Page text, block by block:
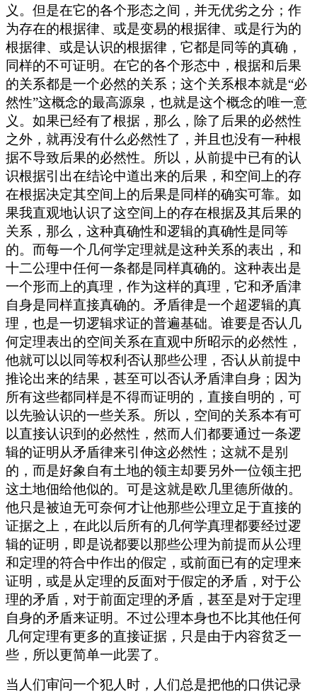
义。但是在它的各个形态之间，并无优劣之分；作
为存在的根据律、或是变易的根据律、或是行为的
根据律、或是认识的根据律，它都是同等的真确，
同样的不可证明。在它的各个形态中，根据和后果
的关系都是一个必然的关系；这个关系根本就是“必
然性”这概念的最高源泉，也就是这个概念的唯一意
义。如果已经有了根据，那么，除了后果的必然性
之外，就再没有什么必然性了，并且也没有一种根
据不导致后果的必然性。所以，从前提中已有的认
识根据引出在结论中道出来的后果，和空间上的存
在根据决定其空间上的后果是同样的确实可靠。如
果我直观地认识了这空间上的存在根据及其后果的
关系，那么，这种真确性和逻辑的真确性是同等
的。而每一个几何学定理就是这种关系的表出，和
十二公理中任何一条都是同样真确的。这种表出是
一个形而上的真理，作为这样的真理，它和矛盾津
自身是同样直接真确的。矛盾律是一个超逻辑的真
理，也是一切逻辑求证的普遍基础。谁要是否认几
何定理表出的空间关系在直观中所昭示的必然性，
他就可以以同等权利否认那些公理，否认从前提中
推论出来的结果，甚至可以否认矛盾津自身；因为
所有这些都同样是不得而证明的，直接自明的，可
以先验认识的一些关系。所以，空间的关系本有可
以直接认识到的必然性，然而人们都要通过一条逻
辑的证明从矛盾律来引伸这必然性；这就不是别
的，而是好象自有土地的领主却要另外一位领主把
这土地佃给他似的。可是这就是欧几里德所做的。
他只是被迫无可奈何才让他那些公理立足于直接的
证据之上，在此以后所有的几何学真理都要经过逻
辑的证明，即是说都要以那些公理为前提而从公理
和定理的符合中作出的假定，或前面已有的定理来
证明，或是从定理的反面对于假定的矛盾，对于公
理的矛盾，对于前面定理的矛盾，甚至是对于定理
自身的矛盾来证明。不过公理本身也不比其他任何
几何定理有更多的直接证据，只是由于内容贫乏一
些，所以更简单一此罢了。
当人们审问一个犯人时，人们总是把他的口供记录